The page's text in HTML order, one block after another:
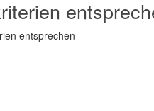
entsprechen